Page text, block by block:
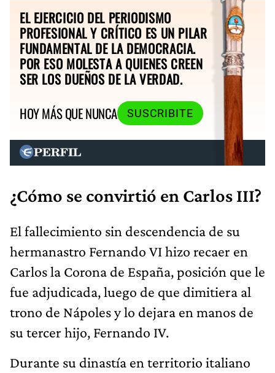
EL EJERCICIO DEL PERIODISMO
PROFESIONAL Y CRÍTICO ES UN PILAR
FUNDAMENTAL DE LA DEMOCRACIA.
POR ESO MOLESTA A QUIENES CREEN
SER LOS DUEÑOS DE LA VERDAD.
HOY MÁS QUE NUNCA
SUSCRIBITE
¿Cómo se convirtió en Carlos III?
El fallecimiento sin descendencia de su
hermanastro Fernando VI hizo recaer en
Carlos la Corona de España, posición que le
fue adjudicada, luego de que dimitiera al
trono de Nápoles y lo dejara en manos de
su tercer hijo, Fernando IV.
Durante su dinastía en territorio italiano